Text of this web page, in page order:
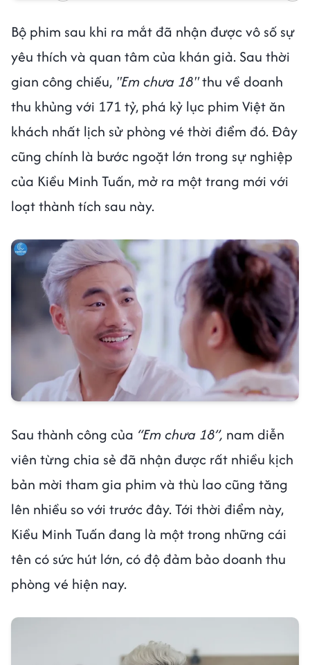
Bộ phim sau khi ra mắt đã nhận được vô số sự
yêu thích và quan tâm của khán giả. Sau thời
gian công chiếu, "Em chưa 18"thu về doanh
thu khủng với 171 tỷ, phá kỷ lục phim Việt ăn
khách nhất lịch sử phòng vé thời điểm đó. Đây
cũng chính là bước ngoặt lớn trong sự nghiệp
của Kiều Minh Tuấn, mở ra một trang mới với
loạt thành tích sau này.
Sau thành công của “Em chưa 18”, nam diễn
viên từng chia sẻ đã nhận được rất nhiều kịch
bản mời tham gia phim và thù lao cũng tăng
lên nhiều so với trước đây. Tới thời điểm này,
Kiều Minh Tuấn đang là một trong những cái
tên có sức hút lớn, có độ đảm bảo doanh thu
phòng vé hiện nay.